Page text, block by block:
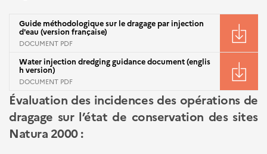
Guide méthodologique sur le dragage par injection
d'eau (version française)
DOCUMENT PDF
Water injection dredging guidance document (englis
h version)
DOCUMENT PDF
Évaluation des incidences des opérations de
dragage sur l’état de conservation des sites
Natura 2000 :